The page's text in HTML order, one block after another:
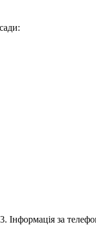
Інформація за